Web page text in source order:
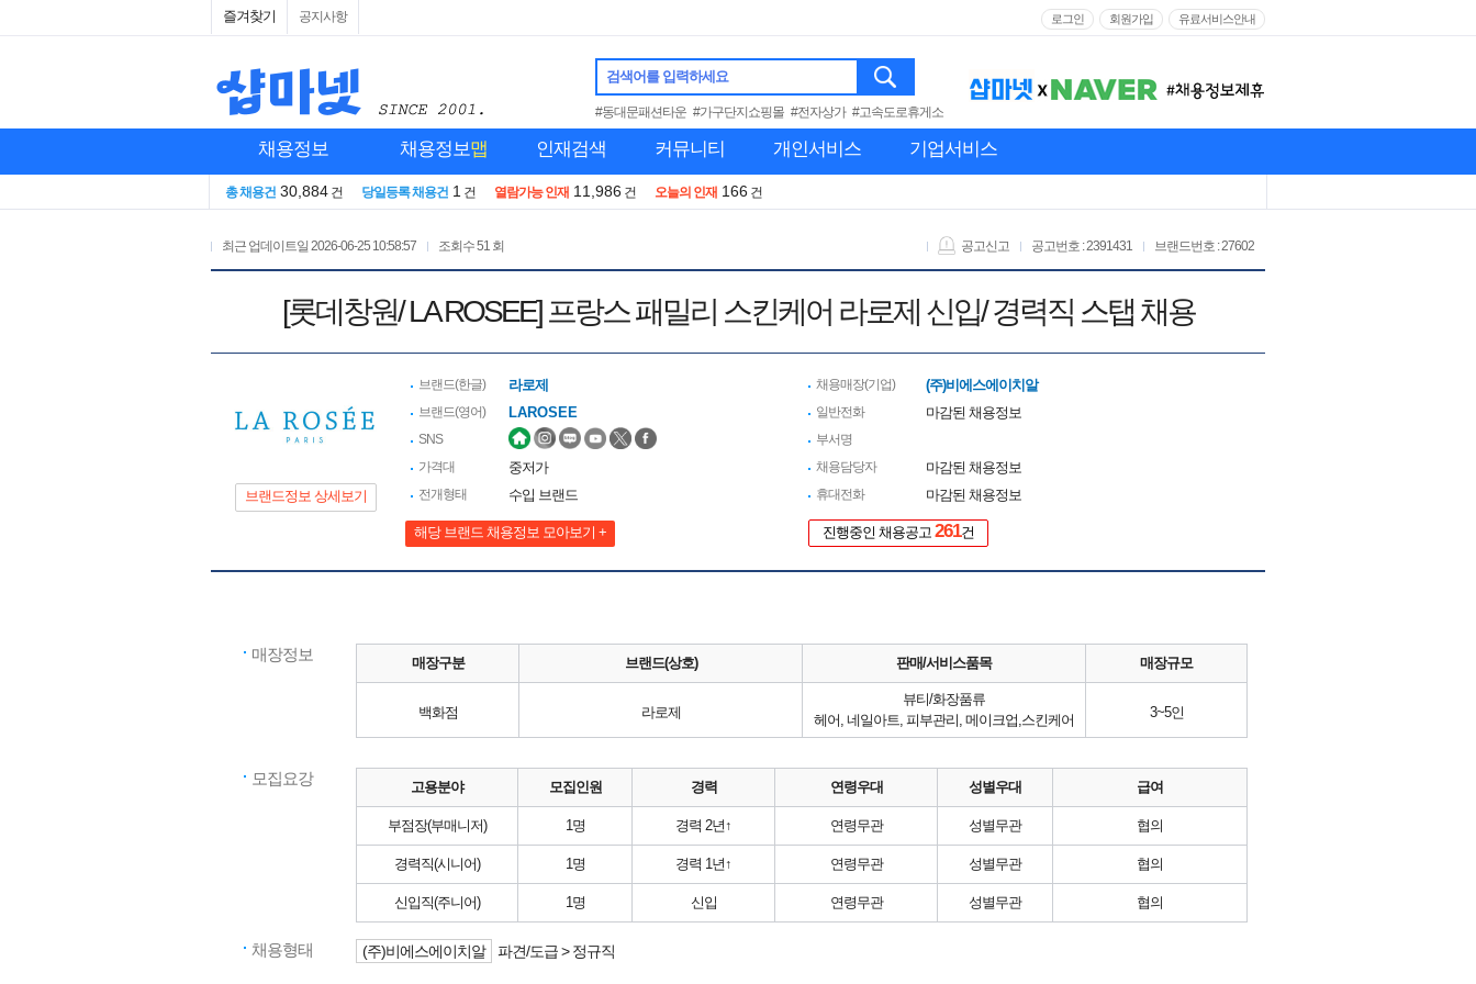
즐겨찾기 공지사항 로그인 회원가입 유료서비스안내
검색어를 입력하세요
#동대문패션타운 #가구단지쇼핑몰 #전자상가 #고속도로휴게소
채용정보 채용정보맵 인재검색 커뮤니티 개인서비스 기업서비스
총 채용건 30,884 건 당일등록 채용건 1 건 열람가능 인재 11,986 건 오늘의 인재 166 건
최근 업데이트일 2026-06-25 10:58:57 조회수51 회 브랜드번호 : 27602
공고번호 : 2391431
공고신고
[롯데창원/ LA ROSEE] 프랑스 패밀리 스킨케어 라로제 신입/ 경력직 스탭 채용
브랜드정보 상세보기
브랜드(한글) 라로제
브랜드(영어) LAROSEE
SNS
가격대
중저가
전개형태 수입 브랜드
해당 브랜드 채용정보 모아보기 +
채용매장(기업) (주)비에스에이치알
일반전화 마감된 채용정보
부서명
채용담당자
마감된 채용정보
휴대전화 마감된 채용정보
진행중인 채용공고 261건
매장정보 매장구분 브랜드(상호) 판매/서비스품목 매장규모
백화점 라로제
뷰티/화장품류
헤어, 네일아트, 피부관리, 메이크업,스킨케어
3~5인
모집요강 고용분야 모집인원 경력 연령우대 성별우대 급여
부점장(부매니저) 1명 경력 2년↑ 연령무관 성별무관 협의
경력직(시니어) 1명 경력 1년↑ 연령무관 성별무관 협의
신입직(주니어) 1명 신입 연령무관 성별무관 협의
채용형태 (주)비에스에이치알 파견/도급 > 정규직